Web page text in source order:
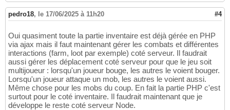
pedro18, le 17/06/2025 à 11h20 #4
Oui quasiment toute la partie inventaire est déjà gérée en PHP
via ajax mais il faut maintenant gérer les combats et différentes
interactions (farm, loot par exemple) coté serveur. Il faudrait
aussi gérer les déplacement coté serveur pour que le jeu soit
multijoueur : lorsqu'un joueur bouge, les autres le voient bouger.
Lorsqu'un joueur attaque un mob, les autres le voient aussi.
Même chose pour les mobs du coup. En fait la partie PHP c'est
surtout pour le coté inventaire. Il faudrait maintenant que je
développe le reste coté serveur Node.